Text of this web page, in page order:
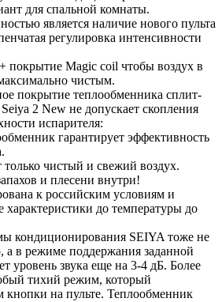
для спальной комнаты.
является наличие нового пульта
регулировка интенсивности
покрытие Magic coil чтобы воздух в
чистым.
покрытие теплообменника сплит-
2 New не допускает скопления
испарителя:
гарантирует эффективность
чистый и свежий воздух.
и плесени внутри!
к российским условиям и
характеристики до температуры до
кондиционирования SEIYA тоже не
а в режиме поддержания заданной
уровень звука еще на 3-4 дБ. Более
тихий режим, который
кнопки на пульте. Теплообменник